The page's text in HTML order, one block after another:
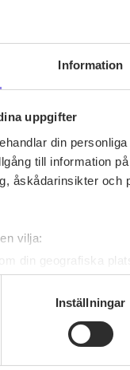
Information
uppgifter
din
till information
åskådarinsikter
vilja:
din geografiska
att aktivt
uppgifter
när som helst från
Inställningar